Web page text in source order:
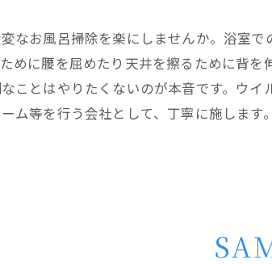
なお風呂掃除を楽にしませんか。浴室
めに腰を屈めたり天井を擦るために背
ことはやりたくないのが本音です。ウ
ム等を行う会社として、丁寧に施します。